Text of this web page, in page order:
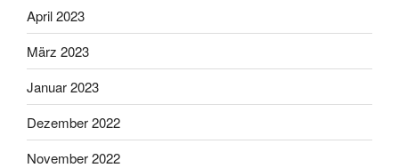
April 2023
März 2023
Januar 2023
Dezember 2022
November 2022